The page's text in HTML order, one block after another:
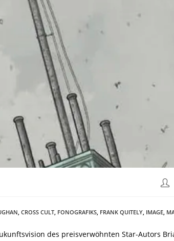
CROSS CULT FONOGRAFIKS FRANK QUITELY IMAGE
des preisverwöhnten Star-Autors